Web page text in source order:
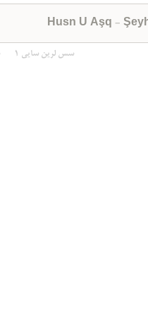
Husn U Aşq -
سس لرین سایی 1